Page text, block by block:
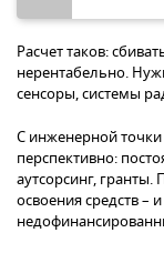
Расчет таков:
нерентабельно.
сенсоры, системы
С инженерной
перспективно:
аутсорсинг, гранты.
освоения средств –